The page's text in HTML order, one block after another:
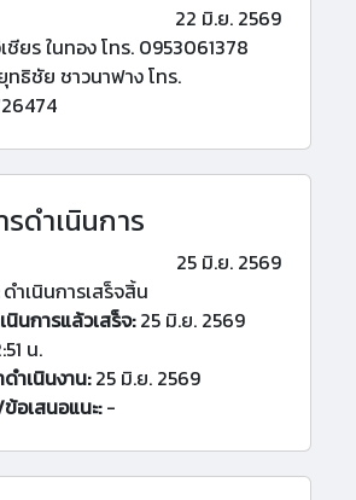
22 มิ.ย. 2569
ชียร ในทอง โทร. 0953061378
ทธิชัย ชาวนาฟาง โทร.
ดำเนินการ
25 มิ.ย. 2569
ดำเนินการเสร็จสิ้น
นินการแล้วเสร็จ:25 มิ.ย. 2569
น.
ำเนินงาน:25 มิ.ย. 2569
อเสนอแนะ:-